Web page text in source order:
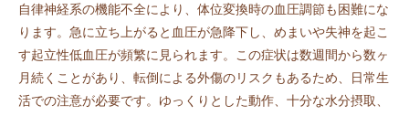
自律神経系の機能不全により、体位変換時の血圧調節も困難にな
ります。急に立ち上がると血圧が急降下し、めまいや失神を起こ
す起立性低血圧が頻繁に見られます。この症状は数週間から数ヶ
月続くことがあり、転倒による外傷のリスクもあるため、日常生
活での注意が必要です。ゆっくりとした動作、十分な水分摂取、